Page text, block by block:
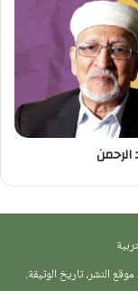
النشر، تاريخ الوثيقة.